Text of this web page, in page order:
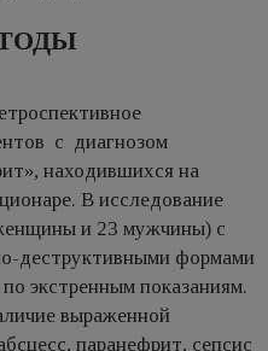
с диагнозом
находившихся на
В исследование
и 23 мужчины) c
деструктивными формами
экстренным показаниям.
выраженной
паранефрит, сепсис